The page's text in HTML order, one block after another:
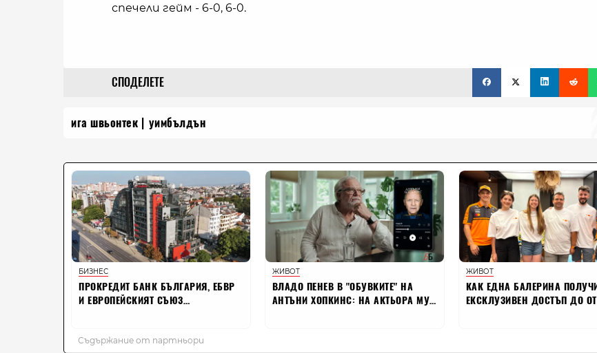
спечели гейм - 6-0, 6-0.
СПОДЕЛЕТЕ
ига швьонтек уимбълдън